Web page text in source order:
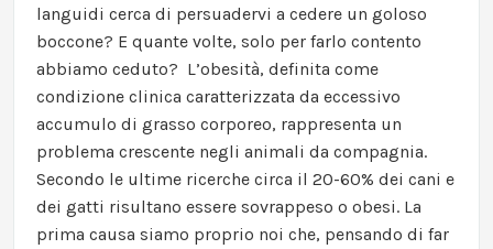
languidi cerca di persuadervi a cedere un goloso
boccone? E quante volte, solo per farlo contento
abbiamo ceduto? L’obesità, definita come
condizione clinica caratterizzata da eccessivo
accumulo di grasso corporeo, rappresenta un
problema crescente negli animali da compagnia.
Secondo le ultime ricerche circa il 20-60% dei cani e
dei gatti risultano essere sovrappeso o obesi. La
prima causa siamo proprio noi che, pensando di far